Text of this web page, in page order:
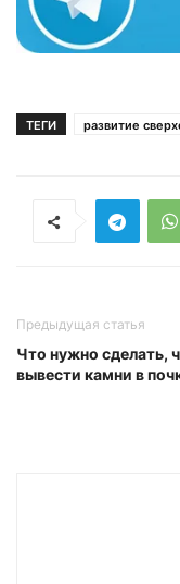
ТЕГИ развитие
Предыдущая статья
Что нужно сделать,
вывести камни в